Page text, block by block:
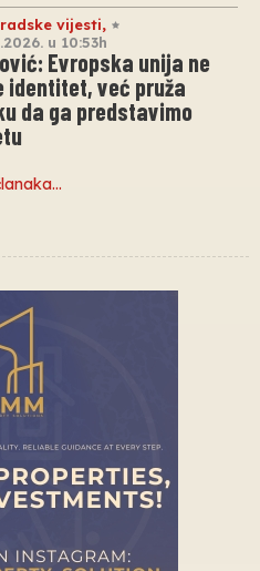
vijesti,
u 10:53h
Evropska unija ne
identitet, već pruža
da ga predstavimo